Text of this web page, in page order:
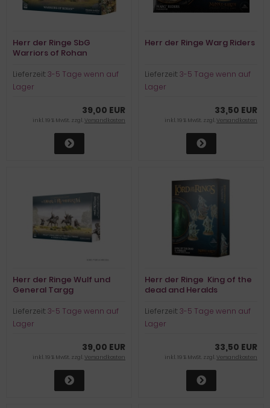
Herr der Ringe SbG
Warriors of Rohan
Lieferzeit:3-5 Tage wenn auf
Lager
39,00 EUR
inkl. 19 % MwSt. zzgl.Versandkosten
Herr der Ringe Warg Riders
Lieferzeit:3-5 Tage wenn auf
Lager
33,50 EUR
inkl. 19 % MwSt. zzgl.Versandkosten
Herr der Ringe Wulf und
General Targg
Lieferzeit:3-5 Tage wenn auf
Lager
39,00 EUR
inkl. 19 % MwSt. zzgl.Versandkosten
Herr der Ringe  King of the
dead and Heralds
Lieferzeit:3-5 Tage wenn auf
Lager
33,50 EUR
inkl. 19 % MwSt. zzgl.Versandkosten